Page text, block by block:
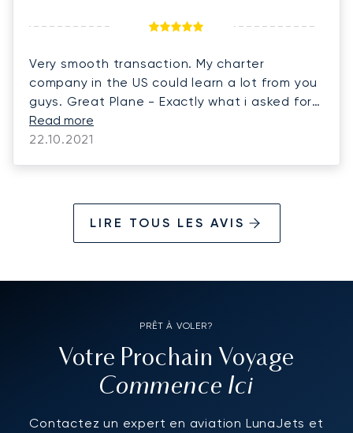
Very smooth transaction. My charter
company in the US could learn a lot from you
guys. Great Plane - Exactly what i asked for
and at a very fair price. Excellent and very
professional crew.
Read more
22.10.2021
LIRE TOUS LES AVIS
PRÊT À VOLER?
Votre Prochain Voyage
Commence Ici
Contactez un expert en aviation LunaJets et